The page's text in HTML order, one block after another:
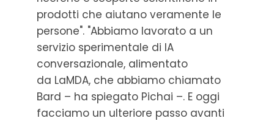
prodotti che aiutano veramente le
persone". "Abbiamo lavorato a un
servizio sperimentale di IA
conversazionale, alimentato
da LaMDA, che abbiamo chiamato
Bard – ha spiegato Pichai –. E oggi
facciamo un ulteriore passo avanti